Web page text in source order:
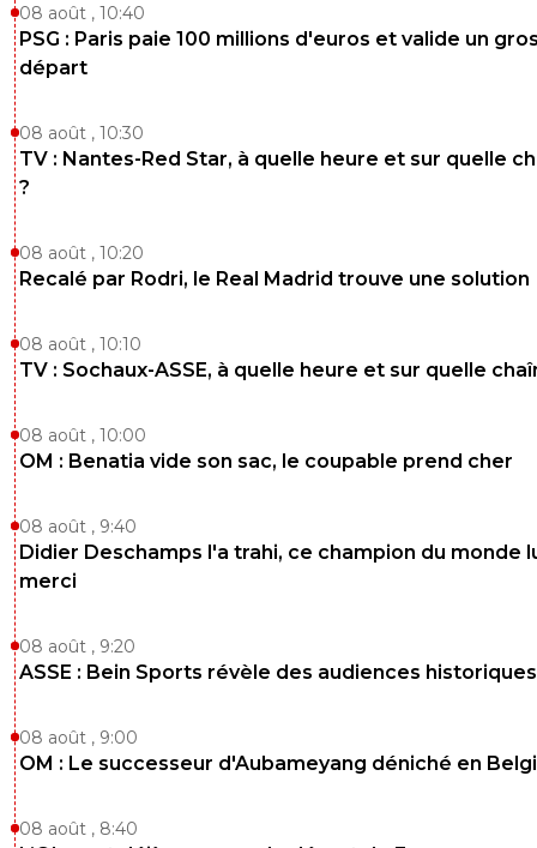
08 août , 10:40
PSG : Paris paie 100 millions d'euros et valide un
départ
08 août , 10:30
TV : Nantes-Red Star, à quelle heure et sur quelle
?
08 août , 10:20
Recalé par Rodri, le Real Madrid trouve une solution
08 août , 10:10
TV : Sochaux-ASSE, à quelle heure et sur quelle
08 août , 10:00
OM : Benatia vide son sac, le coupable prend cher
08 août , 9:40
Didier Deschamps l'a trahi, ce champion du monde
merci
08 août , 9:20
ASSE : Bein Sports révèle des audiences historiques
08 août , 9:00
OM : Le successeur d'Aubameyang déniché en
08 août , 8:40